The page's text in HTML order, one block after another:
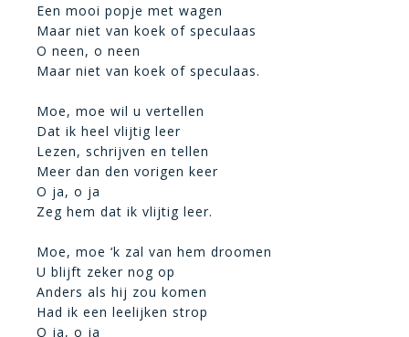
Een mooi popje met wagen
Maar niet van koek of speculaas
O neen, o neen
Maar niet van koek of speculaas.
Moe, moe wil u vertellen
Dat ik heel vlijtig leer
Lezen, schrijven en tellen
Meer dan den vorigen keer
O ja, o ja
Zeg hem dat ik vlijtig leer.
Moe, moe ‘k zal van hem droomen
U blijft zeker nog op
Anders als hij zou komen
Had ik een leelijken strop
O ja, o ja